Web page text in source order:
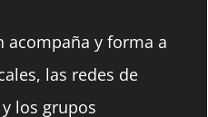
acompaña y forma a
las redes de
los grupos